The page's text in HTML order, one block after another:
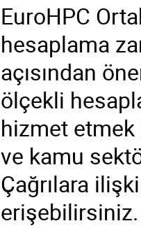
EuroHPC
hesaplama
açısından
ölçekli
hizmet etmek
ve kamu
Çağrılara
erişebilirsiniz.